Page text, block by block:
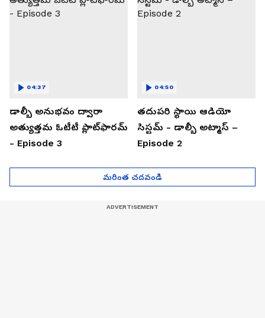
డాల్బీ అనుభవం ద్వారా
అత్యుత్తమ ఓటీటీ ప్లాట్‌ఫారమ్
- Episode 3
04:37
తదుపరి స్థాయి ఆడియో
సిస్టమ్ - డాల్బీ అట్మాస్ –
Episode 2
04:50
మరింత చదవండి